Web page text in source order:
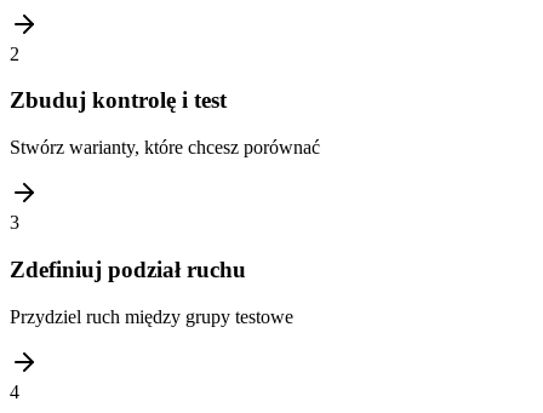
2
Zbuduj kontrolę i test
Stwórz warianty, które chcesz porównać
3
Zdefiniuj podział ruchu
Przydziel ruch między grupy testowe
4